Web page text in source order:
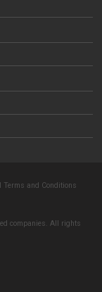
Terms and Conditions
companies. All rights